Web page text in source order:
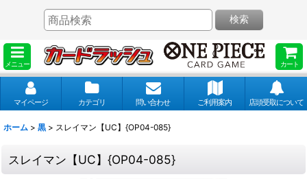
メニュー カート
検索
マイページ カテゴリ 問い合わせ ご利用案内 店頭受取について
ホーム > 黒 > スレイマン【UC】{OP04-085}
スレイマン【UC】{OP04-085}